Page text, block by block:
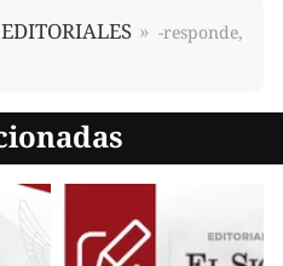
EDITORIALES
-responde,